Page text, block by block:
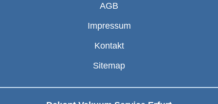
AGB
Impressum
Kontakt
Sitemap